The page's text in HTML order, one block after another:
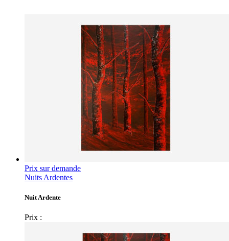
Prix sur demande
Nuits Ardentes
Nuit Ardente
Prix :